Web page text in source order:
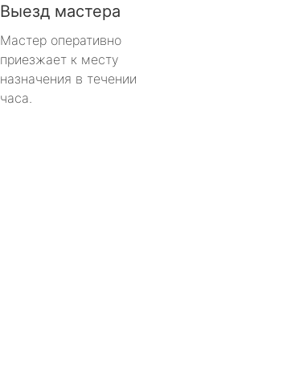
Выезд мастера
Мастер оперативно
приезжает к месту
назначения в течении
часа.